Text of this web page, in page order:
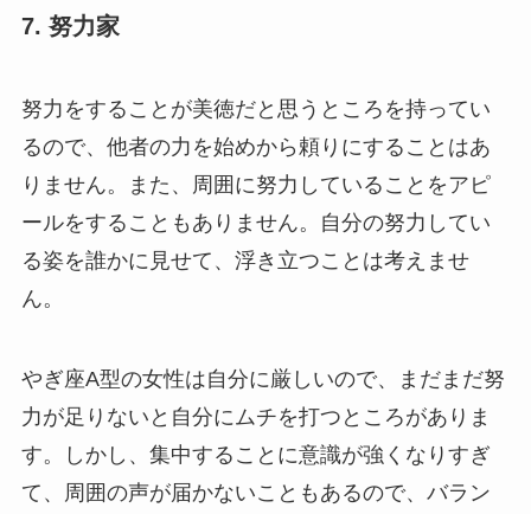
7. 努力家
努力をすることが美徳だと思うところを持ってい
るので、他者の力を始めから頼りにすることはあ
りません。また、周囲に努力していることをアピ
ールをすることもありません。自分の努力してい
る姿を誰かに見せて、浮き立つことは考えませ
ん。
やぎ座A型の女性は自分に厳しいので、まだまだ努
力が足りないと自分にムチを打つところがありま
す。しかし、集中することに意識が強くなりすぎ
て、周囲の声が届かないこともあるので、バラン